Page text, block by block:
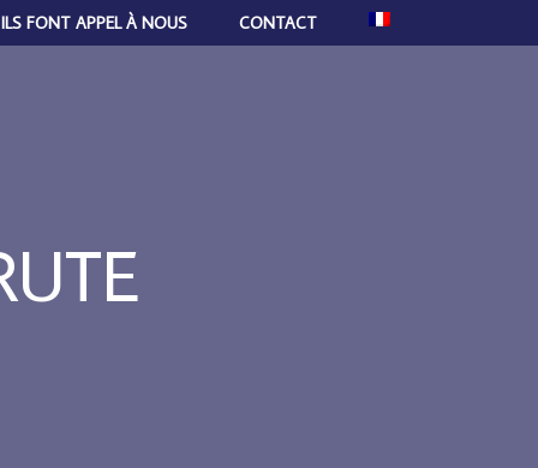
ILS FONT APPEL À NOUS CONTACT